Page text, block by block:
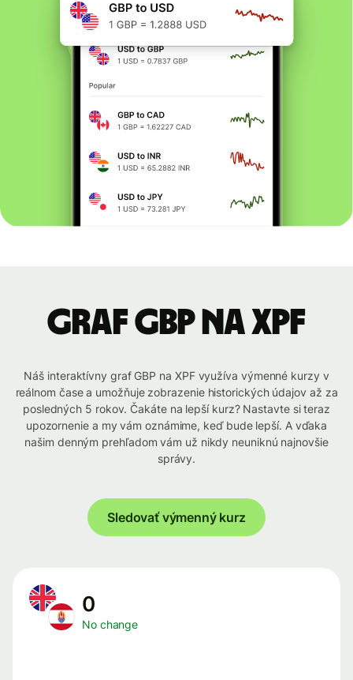
graf GBP na XPF
Náš interaktívny graf GBP na XPF využíva výmenné kurzy v
reálnom čase a umožňuje zobrazenie historických údajov až za
posledných 5 rokov. Čakáte na lepší kurz? Nastavte si teraz
upozornenie a my vám oznámime, keď bude lepší. A vďaka
našim denným prehľadom vám už nikdy neuniknú najnovšie
správy.
Sledovať výmenný kurz
0
No change